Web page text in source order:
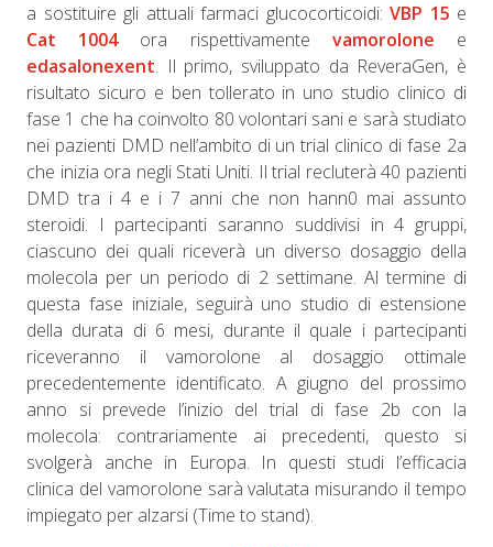
a sostituire gli attuali farmaci glucocorticoidi: VBP 15 e
Cat 1004ora rispettivamente vamorolone e
edasalonexent. Il primo, sviluppato da ReveraGen, è
risultato sicuro e ben tollerato in uno studio clinico di
fase 1 che ha coinvolto 80 volontari sani e sarà studiato
nei pazienti DMD nell’ambito di un trial clinico di fase 2a
che inizia ora negli Stati Uniti. Il trial recluterà 40 pazienti
DMD tra i 4 e i 7 anni che non hann0 mai assunto
steroidi. I partecipanti saranno suddivisi in 4 gruppi,
ciascuno dei quali riceverà un diverso dosaggio della
molecola per un periodo di 2 settimane. Al termine di
questa fase iniziale, seguirà uno studio di estensione
della durata di 6 mesi, durante il quale i partecipanti
riceveranno il vamorolone al dosaggio ottimale
precedentemente identificato. A giugno del prossimo
anno si prevede l’inizio del trial di fase 2b con la
molecola: contrariamente ai precedenti, questo si
svolgerà anche in Europa. In questi studi l’efficacia
clinica del vamorolone sarà valutata misurando il tempo
impiegato per alzarsi (Time to stand).